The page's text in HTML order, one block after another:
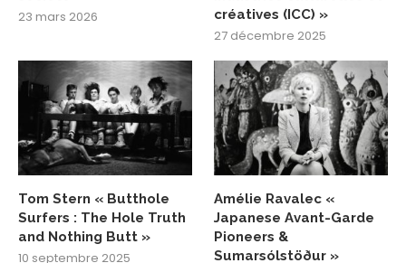
23 mars 2026
créatives (ICC) »
27 décembre 2025
Tom Stern « Butthole
Surfers : The Hole Truth
and Nothing Butt »
10 septembre 2025
Amélie Ravalec «
Japanese Avant-Garde
Pioneers &
Sumarsólstöður »